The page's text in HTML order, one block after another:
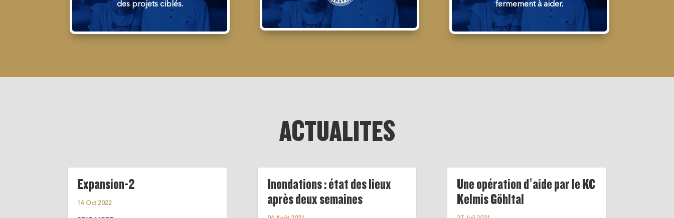
des projets ciblés.
fermement à aider.
ACTUALITES
Expansion-2
14 Oct 2022
Inondations : état des lieux
après deux semaines
Une opération d’aide par le KC
Kelmis Göhltal